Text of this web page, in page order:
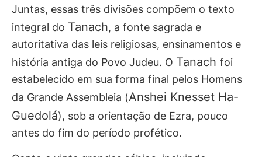
Juntas, essas três divisões compõem o texto
integral do Tanach, a fonte sagrada e
autoritativa das leis religiosas, ensinamentos e
história antiga do Povo Judeu. O Tanach foi
estabelecido em sua forma final pelos Homens
da Grande Assembleia (Anshei Knesset Ha-
Guedolá), sob a orientação de Ezra, pouco
antes do fim do período profético.